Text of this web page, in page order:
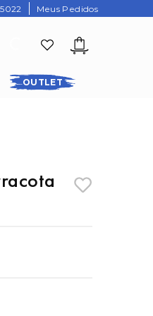
Meus Pedidos
OUTLET